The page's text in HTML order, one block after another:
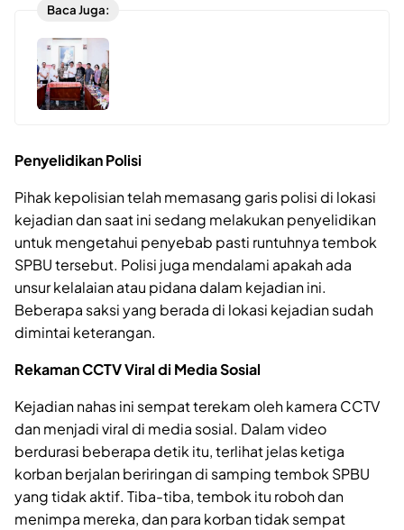
Baca Juga:
Penyelidikan Polisi
Pihak kepolisian telah memasang garis polisi di lokasi
kejadian dan saat ini sedang melakukan penyelidikan
untuk mengetahui penyebab pasti runtuhnya tembok
SPBU tersebut. Polisi juga mendalami apakah ada
unsur kelalaian atau pidana dalam kejadian ini.
Beberapa saksi yang berada di lokasi kejadian sudah
dimintai keterangan.
Rekaman CCTV Viral di Media Sosial
Kejadian nahas ini sempat terekam oleh kamera CCTV
dan menjadi viral di media sosial. Dalam video
berdurasi beberapa detik itu, terlihat jelas ketiga
korban berjalan beriringan di samping tembok SPBU
yang tidak aktif. Tiba-tiba, tembok itu roboh dan
menimpa mereka, dan para korban tidak sempat